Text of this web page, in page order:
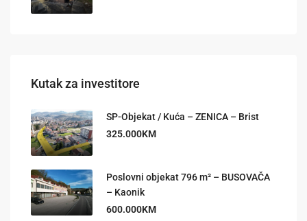
Kutak za investitore
SP-Objekat / Kuća – ZENICA – Brist
325.000KM
Poslovni objekat 796 m² – BUSOVAČA
– Kaonik
600.000KM